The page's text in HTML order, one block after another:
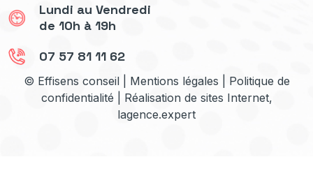
Lundi au Vendredi
de 10h à 19h
07 57 81 11 62
© Effisens conseil | Mentions légales
Politique de
confidentialité | Réalisation de sites Internet,
lagence.expert